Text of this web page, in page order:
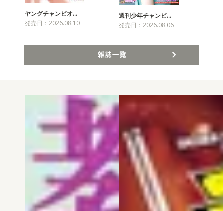
ヤングチャンピオ…
発売日：2026.08.10
週刊少年チャンピ…
発売日：2026.08.06